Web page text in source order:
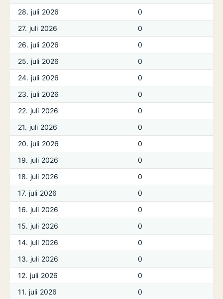
28. juli 2026
0
27. juli 2026
0
26. juli 2026
0
25. juli 2026
0
24. juli 2026
0
23. juli 2026
0
22. juli 2026
0
21. juli 2026
0
20. juli 2026
0
19. juli 2026
0
18. juli 2026
0
17. juli 2026
0
16. juli 2026
0
15. juli 2026
0
14. juli 2026
0
13. juli 2026
0
12. juli 2026
0
11. juli 2026
0